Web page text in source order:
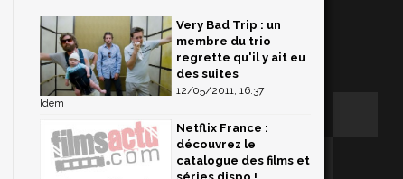
Very Bad Trip : un
membre du trio
regrette qu'il y ait eu
des suites
12/05/2011, 16:37
Idem
Netflix France :
découvrez le
catalogue des films et